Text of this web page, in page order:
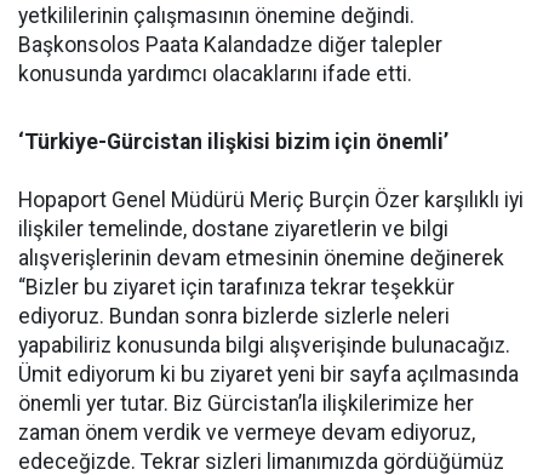
yetkililerinin çalışmasının önemine değindi.
Başkonsolos Paata Kalandadze diğer talepler
konusunda yardımcı olacaklarını ifade etti.
‘Türkiye-Gürcistan ilişkisi bizim için önemli’
Hopaport Genel Müdürü Meriç Burçin Özer karşılıklı iyi
ilişkiler temelinde, dostane ziyaretlerin ve bilgi
alışverişlerinin devam etmesinin önemine değinerek
“Bizler bu ziyaret için tarafınıza tekrar teşekkür
ediyoruz. Bundan sonra bizlerde sizlerle neleri
yapabiliriz konusunda bilgi alışverişinde bulunacağız.
Ümit ediyorum ki bu ziyaret yeni bir sayfa açılmasında
önemli yer tutar. Biz Gürcistan’la ilişkilerimize her
zaman önem verdik ve vermeye devam ediyoruz,
edeceğizde. Tekrar sizleri limanımızda gördüğümüz